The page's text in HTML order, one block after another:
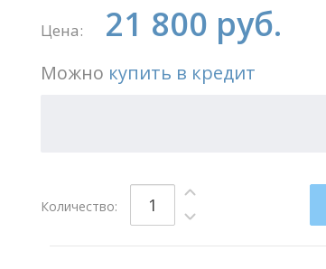
Цена: 21 800 руб.
Можно купить в кредит
Количество: